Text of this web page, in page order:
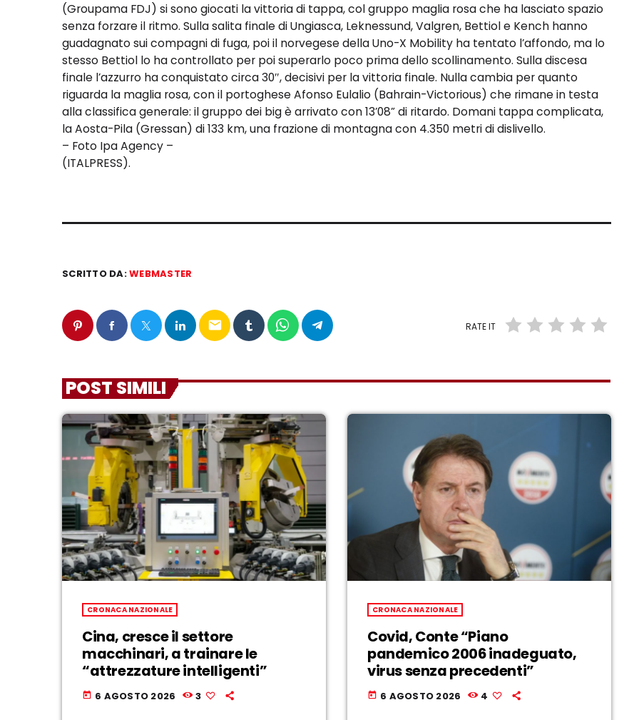
(Groupama FDJ) si sono giocati la vittoria di tappa, col gruppo maglia rosa che ha lasciato spazio
senza forzare il ritmo. Sulla salita finale di Ungiasca, Leknessund, Valgren, Bettiol e Kench hanno
guadagnato sui compagni di fuga, poi il norvegese della Uno-X Mobility ha tentato l’affondo, ma lo
stesso Bettiol lo ha controllato per poi superarlo poco prima dello scollinamento. Sulla discesa
finale l’azzurro ha conquistato circa 30″, decisivi per la vittoria finale. Nulla cambia per quanto
riguarda la maglia rosa, con il portoghese Afonso Eulalio (Bahrain-Victorious) che rimane in testa
alla classifica generale: il gruppo dei big è arrivato con 13’08” di ritardo. Domani tappa complicata,
la Aosta-Pila (Gressan) di 133 km, una frazione di montagna con 4.350 metri di dislivello.
– Foto Ipa Agency –
(ITALPRESS).
SCRITTO DA:WEBMASTER
email RATE IT
POST SIMILI
CRONACA NAZIONALE
Cina, cresce il settore
macchinari, a trainare le
“attrezzature intelligenti”
today 6 AGOSTO 2026 3
CRONACA NAZIONALE
Covid, Conte “Piano
pandemico 2006 inadeguato,
virus senza precedenti”
today 6 AGOSTO 2026 4